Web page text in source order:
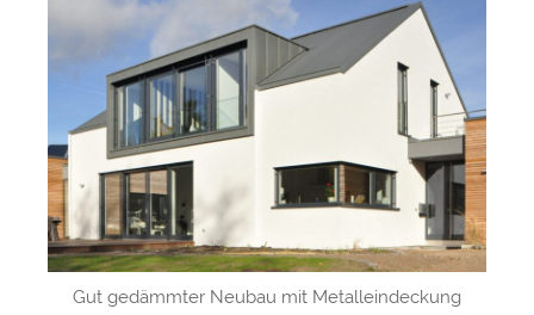
S
e
s
t
a
n
Gut gedämmter Neubau mit Metalleindeckung